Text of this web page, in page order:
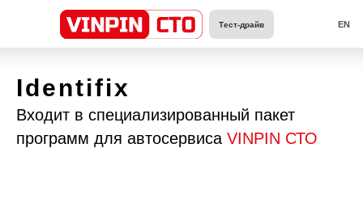
Тест-драйв EN
Identifix
Входит в специализированный пакет
программ для автосервиса VINPIN СТО